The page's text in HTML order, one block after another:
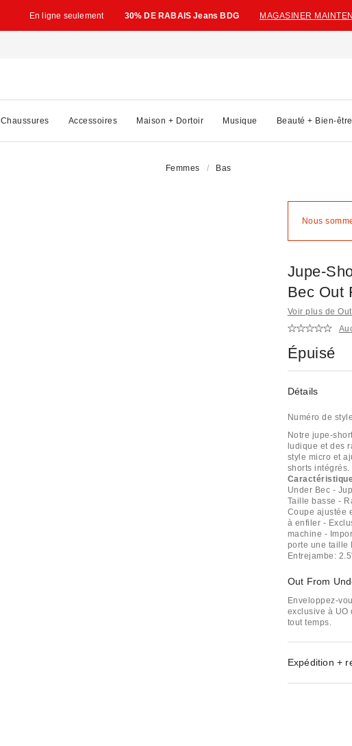
En ligne seulement 30% DE RABAIS Jeans BDG MAGASINER
Chaussures Accessoires Maison + Dortoir Musique Beauté + Bien-être
Femmes Bas
Nous
Jupe-
Bec Out
Voir plus de
Épuisé
Détails
Numéro de style
Notre jupe-
ludique et des
style micro et
shorts
Under Bec -
Taille basse -
Coupe ajustée
à enfiler -
machine -
porte une taille
Entrejambe:
Out From
Enveloppez-
exclusive à UO
tout temps.
Expédition +